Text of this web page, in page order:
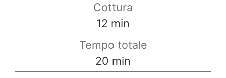
Cottura
12 minuti
min
Tempo totale
20 minuti
min